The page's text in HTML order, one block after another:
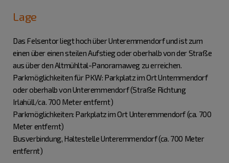
Lage
Das Felsentor liegt hoch über Unteremmendorf und ist zum
einen über einen steilen Aufstieg oder oberhalb von der Straße
aus über den Altmühltal-Panoramaweg zu erreichen.
Parkmöglichkeiten für PKW: Parkplatz im Ort Untemmendorf
oder oberhalb von Unteremmendorf (Straße Richtung
Irlahüll/ca. 700 Meter entfernt)
Parkmöglichkeiten: Parkplatz im Ort Unteremmendorf (ca. 700
Meter entfernt)
Busverbindung, Haltestelle Unteremmendorf (ca. 700 Meter
entfernt)